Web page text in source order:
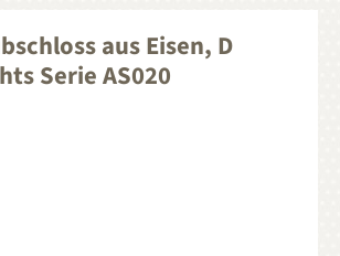
aus Eisen, D
Serie AS020